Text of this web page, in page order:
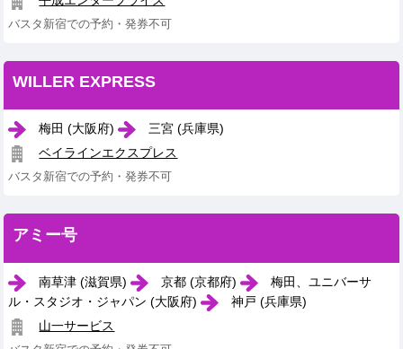
バスタ新宿での予約・発券不可
WILLER EXPRESS
梅田 (大阪府)
三宮 (兵庫県)
ベイラインエクスプレス
バスタ新宿での予約・発券不可
アミー号
南草津 (滋賀県) 京都 (京都府)
梅田、ユニバーサ
ル・スタジオ・ジャパン (大阪府)
神戸 (兵庫県)
山一サービス